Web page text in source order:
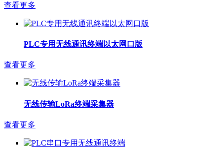
查看更多
PLC专用无线通讯终端以太网口版
查看更多
无线传输LoRa终端采集器
查看更多